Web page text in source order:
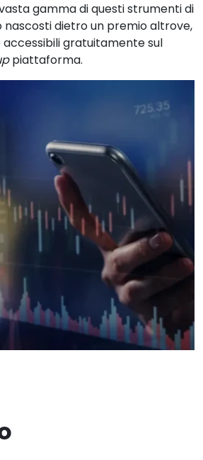
gamma di questi strumenti di
nascosti dietro un premio altrove,
gratuitamente sul
piattaforma.